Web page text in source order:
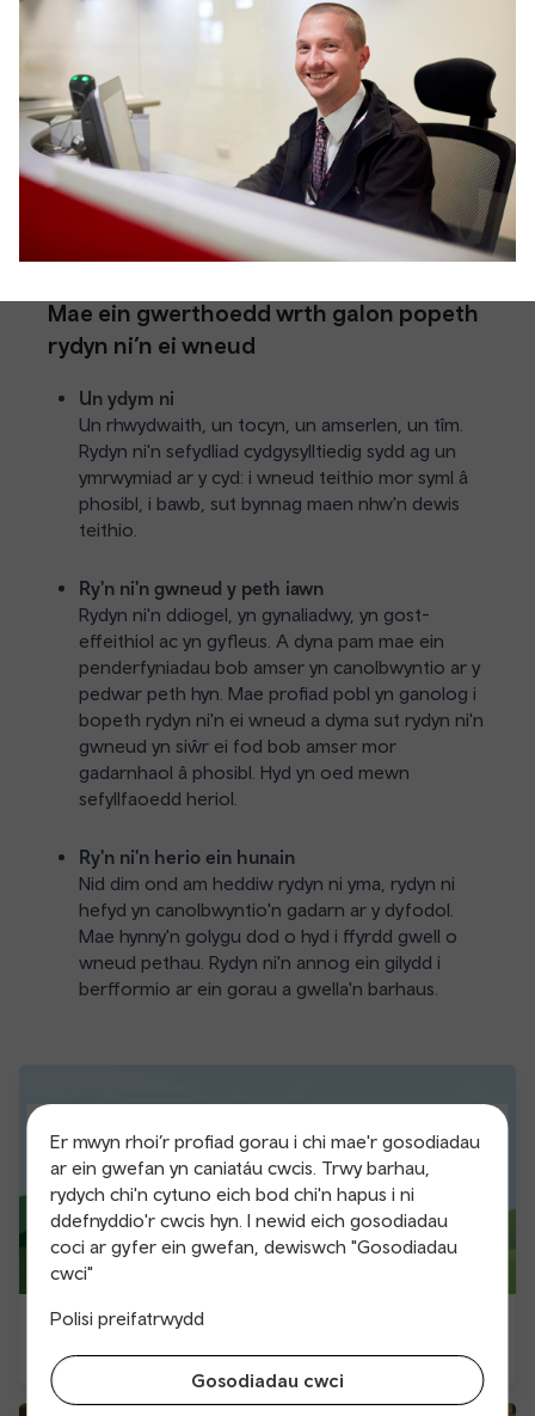
Er mwyn rhoi’r profiad gorau i chi mae'r gosodiadau
ar ein gwefan yn caniatáu cwcis. Trwy barhau,
rydych chi'n cytuno eich bod chi'n hapus i ni
ddefnyddio'r cwcis hyn. I newid eich gosodiadau
coci ar gyfer ein gwefan, dewiswch "Gosodiadau
cwci"
Polisi preifatrwydd
Gosodiadau cwci
Mae ein gwerthoedd wrth galon popeth
rydyn ni’n ei wneud
Un ydym ni
Un rhwydwaith, un tocyn, un amserlen, un tîm.
Rydyn ni'n sefydliad cydgysylltiedig sydd ag un
ymrwymiad ar y cyd: i wneud teithio mor syml â
phosibl, i bawb, sut bynnag maen nhw'n dewis
teithio.
Ry'n ni'n gwneud y peth iawn
Rydyn ni'n ddiogel, yn gynaliadwy, yn gost-
effeithiol ac yn gyfleus. A dyna pam mae ein
penderfyniadau bob amser yn canolbwyntio ar y
pedwar peth hyn. Mae profiad pobl yn ganolog i
bopeth rydyn ni'n ei wneud a dyma sut rydyn ni'n
gwneud yn siŵr ei fod bob amser mor
gadarnhaol â phosibl. Hyd yn oed mewn
sefyllfaoedd heriol.
Ry'n ni'n herio ein hunain
Nid dim ond am heddiw rydyn ni yma, rydyn ni
hefyd yn canolbwyntio'n gadarn ar y dyfodol.
Mae hynny'n golygu dod o hyd i ffyrdd gwell o
wneud pethau. Rydyn ni'n annog ein gilydd i
berfformio ar ein gorau a gwella'n barhaus.
Teithio llesol